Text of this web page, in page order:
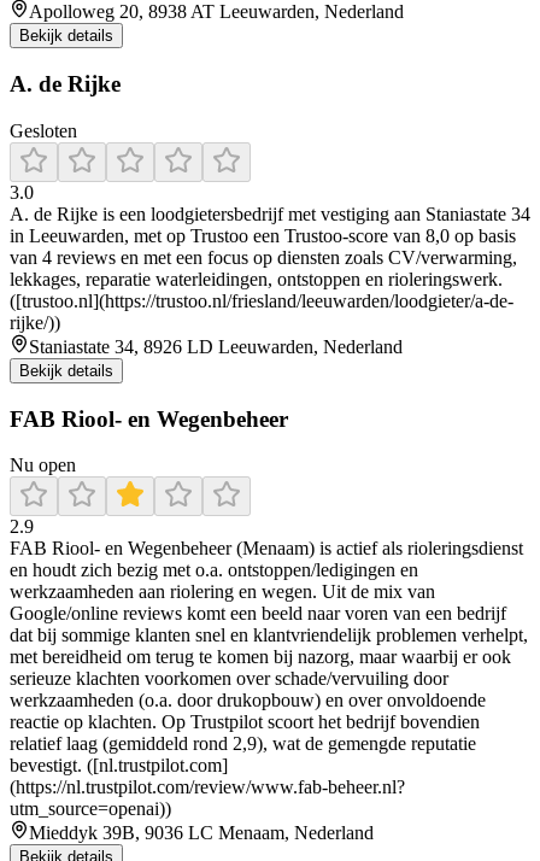
Apolloweg 20, 8938 AT Leeuwarden, Nederland
Bekijk details
A. de Rijke
Gesloten
3.0
A. de Rijke is een loodgietersbedrijf met vestiging aan Staniastate 34
in Leeuwarden, met op Trustoo een Trustoo-score van 8,0 op basis
van 4 reviews en met een focus op diensten zoals CV/verwarming,
lekkages, reparatie waterleidingen, ontstoppen en rioleringswerk.
([trustoo.nl](https://trustoo.nl/friesland/leeuwarden/loodgieter/a-de-
rijke/))
Staniastate 34, 8926 LD Leeuwarden, Nederland
Bekijk details
FAB Riool- en Wegenbeheer
Nu open
2.9
FAB Riool- en Wegenbeheer (Menaam) is actief als rioleringsdienst
en houdt zich bezig met o.a. ontstoppen/ledigingen en
werkzaamheden aan riolering en wegen. Uit de mix van
Google/online reviews komt een beeld naar voren van een bedrijf
dat bij sommige klanten snel en klantvriendelijk problemen verhelpt,
met bereidheid om terug te komen bij nazorg, maar waarbij er ook
serieuze klachten voorkomen over schade/vervuiling door
werkzaamheden (o.a. door drukopbouw) en over onvoldoende
reactie op klachten. Op Trustpilot scoort het bedrijf bovendien
relatief laag (gemiddeld rond 2,9), wat de gemengde reputatie
bevestigt. ([nl.trustpilot.com]
(https://nl.trustpilot.com/review/www.fab-beheer.nl?
utm_source=openai))
Mieddyk 39B, 9036 LC Menaam, Nederland
Bekijk details